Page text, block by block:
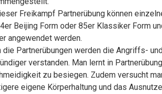
Freikampf Partnerübung können
Beijing Form oder 85er Klassiker Form
angewendet werden.
die Partnerübungen werden die Angriffs-
verstanden. Man lernt in
zu besiegen. Zudem versucht
eigene Körperhaltung und das